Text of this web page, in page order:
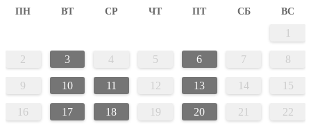
ПН ВТ СР ЧТ ПТ СБ ВС
2 3 4 5 6 7 8
9 10 11 12 13 14 15
16 17 18 19 20 21 22